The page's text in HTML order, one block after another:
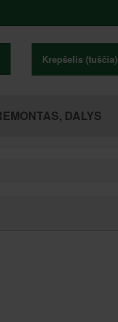
Krepšelis (tuščia)
DALYS